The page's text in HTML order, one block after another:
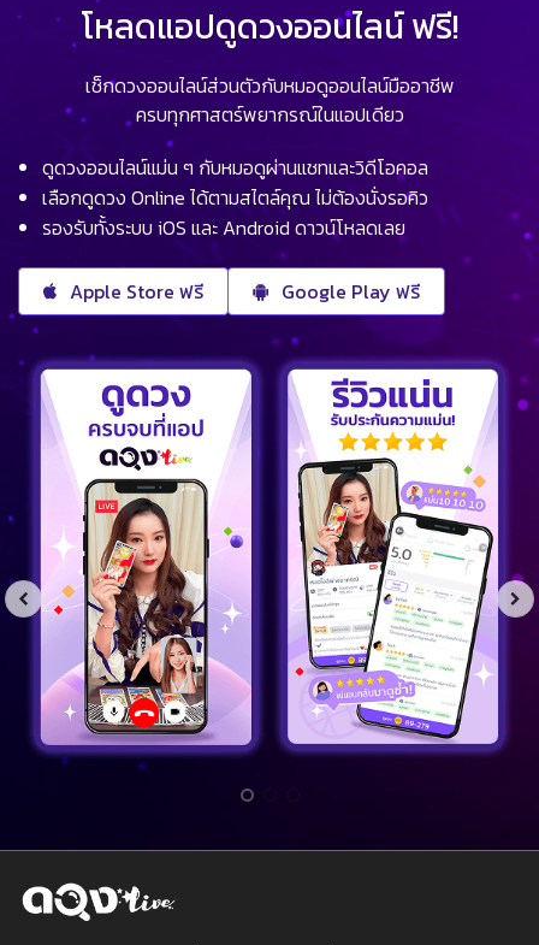
โหลดแอปดูดวงออนไลน์ ฟรี!
เช็กดวงออนไลน์ส่วนตัวกับหมอดูออนไลน์มืออาชีพ
ครบทุกศาสตร์พยากรณ์ในแอปเดียว
ดูดวงออนไลน์แม่น ๆ กับหมอดูผ่านแชทและวิดีโอคอล
เลือกดูดวง Online ได้ตามสไตล์คุณ ไม่ต้องนั่งรอคิว
รองรับทั้งระบบ iOS และ Android ดาวน์โหลดเลย
Apple Store ฟรี Google Play ฟรี